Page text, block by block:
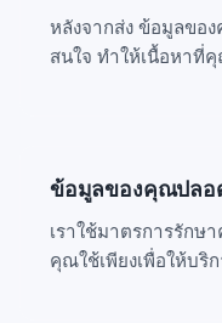
หลังจากส่ง ข้อมูลขอ
สนใจ ทำให้เนื้อหาที่
ข้อมูลของคุณปลอ
เราใช้มาตรการรัก
คุณใช้เพียงเพื่อให้บริ